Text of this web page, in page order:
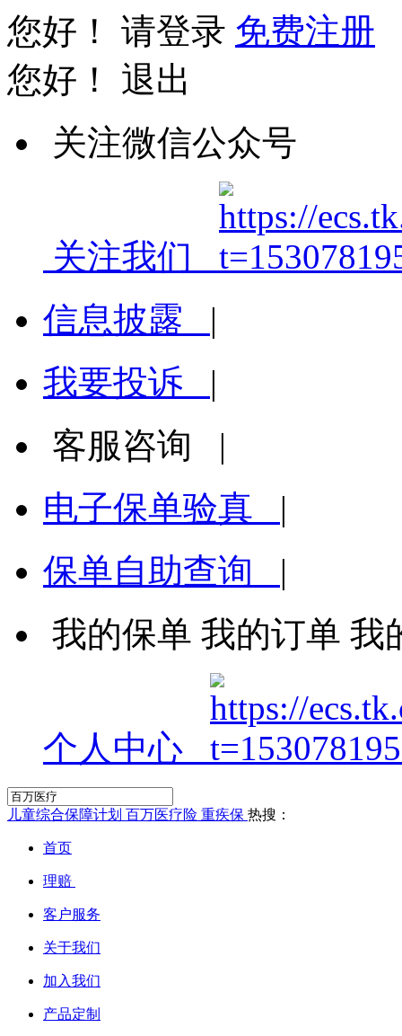
您好！ 请登录 免费注册
您好！ 退出
关注微信公众号
关注我们
信息披露 |
我要投诉 |
客服咨询 |
电子保单验真 |
保单自助查询 |
我的保单 我的订单 我
个人中心
儿童综合保障计划 百万医疗险 重疾保 热搜：
首页
理赔
客户服务
关于我们
加入我们
产品定制